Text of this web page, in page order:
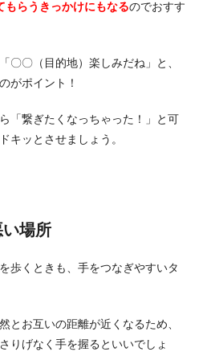
もらうきっかけにもなるのでおすす
〇〇（目的地）楽しみだね」と、
がポイント！
「繋ぎたくなっちゃった！」と可
キッとさせましょう。
い場所
歩くときも、手をつなぎやすいタ
とお互いの距離が近くなるため、
りげなく手を握るといいでしょ